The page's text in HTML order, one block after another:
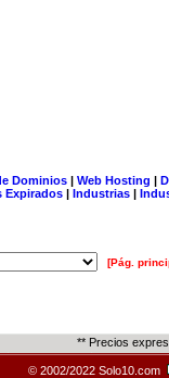
Dominios| Web Hosting |
Expirados | Industrias |
[Pág.
** Precios
© 2002/2022 Solo10.com